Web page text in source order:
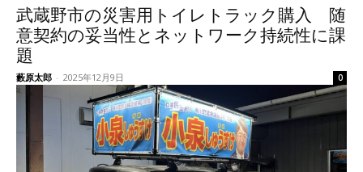
武蔵野市の災害用トイレトラック購入 随
意契約の妥当性とネットワーク持続性に課
題
藪原太郎 - 2025年12月9日 0